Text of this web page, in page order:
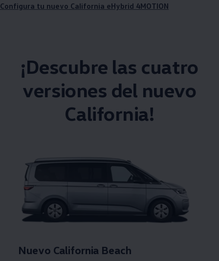
Configura tu nuevo California eHybrid 4MOTION
¡Descubre las cuatro
versiones del nuevo
California!
Nuevo California Beach